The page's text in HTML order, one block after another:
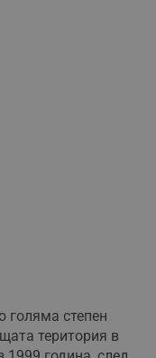
голяма степен
територия в